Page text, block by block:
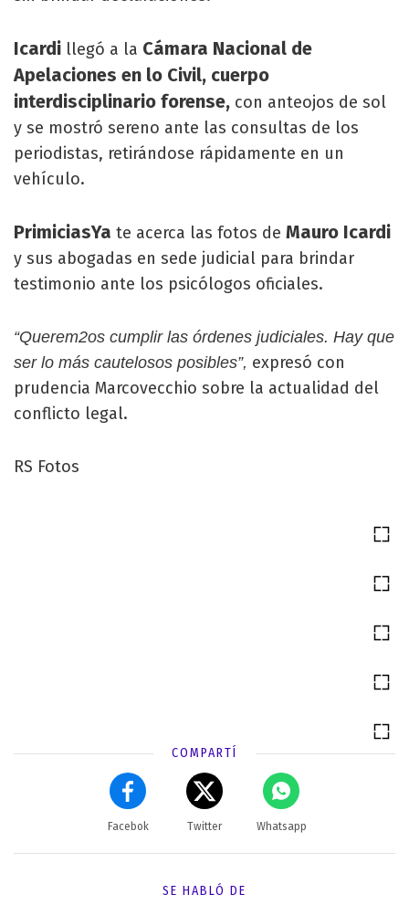
Icardi llegó a la Cámara Nacional de
Apelaciones en lo Civil, cuerpo
interdisciplinario forense, con anteojos de sol
y se mostró sereno ante las consultas de los
periodistas, retirándose rápidamente en un
vehículo.
PrimiciasYa te acerca las fotos de Mauro Icardi
y sus abogadas en sede judicial para brindar
testimonio ante los psicólogos oficiales.
“Querem2os cumplir las órdenes judiciales. Hay que
ser lo más cautelosos posibles”, expresó con
prudencia Marcovecchio sobre la actualidad del
conflicto legal.
RS Fotos
COMPARTÍ
Facebok Twitter Whatsapp
SE HABLÓ DE